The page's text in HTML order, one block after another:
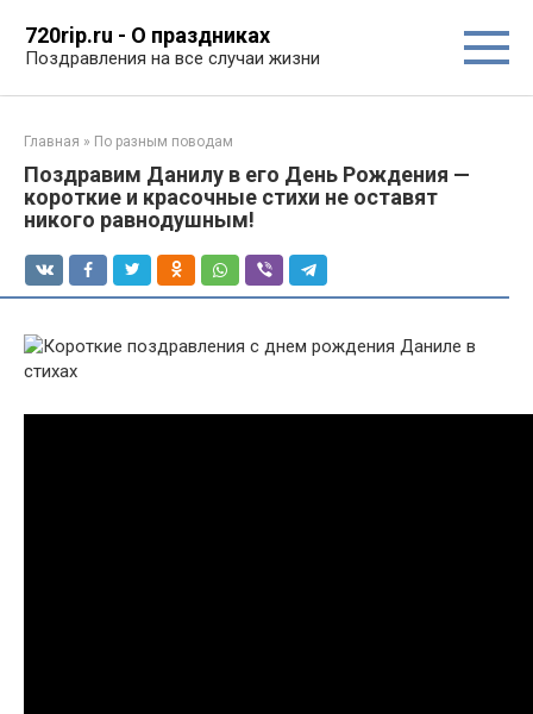
контенту
720rip.ru - О праздниках
Поздравления на все случаи жизни
Главная » По разным поводам
Поздравим Данилу в его День Рождения —
короткие и красочные стихи не оставят
никого равнодушным!